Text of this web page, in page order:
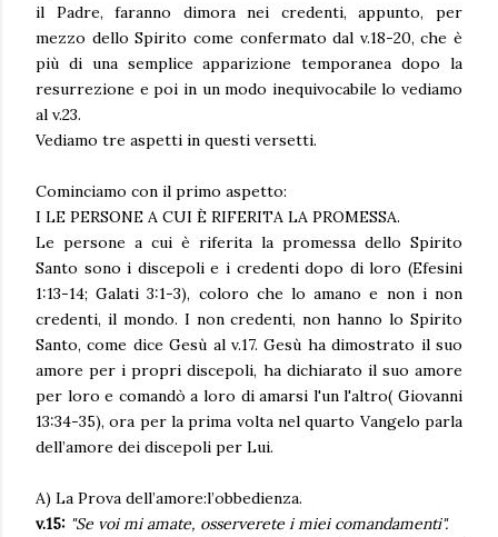
il Padre, faranno dimora nei credenti, appunto, per
mezzo dello Spirito come confermato dal v.18-20, che è
più di una semplice apparizione temporanea dopo la
resurrezione e poi in un modo inequivocabile lo vediamo
al v.23.
Vediamo tre aspetti in questi versetti.
Cominciamo con il primo aspetto:
I LE PERSONE A CUI È RIFERITA LA PROMESSA.
Le persone a cui è riferita la promessa dello Spirito
Santo sono i discepoli e i credenti dopo di loro (Efesini
1:13-14; Galati 3:1-3), coloro che lo amano e non i non
credenti, il mondo. I non credenti, non hanno lo Spirito
Santo, come dice Gesù al v.17. Gesù ha dimostrato il suo
amore per i propri discepoli, ha dichiarato il suo amore
per loro e comandò a loro di amarsi l'un l'altro( Giovanni
13:34-35), ora per la prima volta nel quarto Vangelo parla
dell’amore dei discepoli per Lui.
A) La Prova dell’amore:l’obbedienza.
v.15: "Se voi mi amate, osserverete i miei comandamenti".